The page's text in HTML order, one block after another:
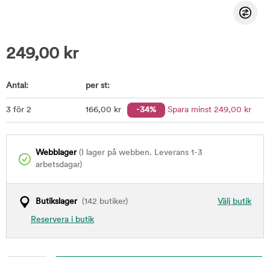
249,00 kr
Antal: per st:
3 för 2 166,00 kr -34% Spara minst 249,00 kr
Webblager(I lager på webben. Leverans 1-3
arbetsdagar)
Välj butik
Butikslager(142 butiker)
Reservera i butik